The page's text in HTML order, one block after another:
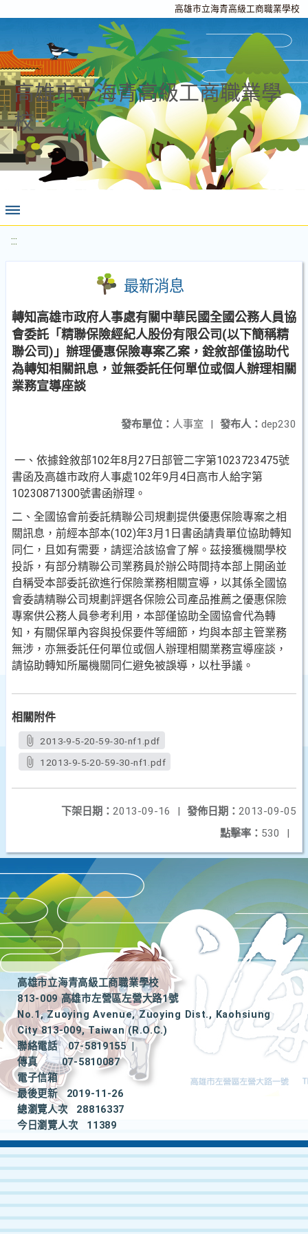
高雄市立海青高級工商職業學校
高雄市立海青高級工商職業學
校
:::
最新消息
轉知高雄市政府人事處有關中華民國全國公務人員協
會委託「精聯保險經紀人股份有限公司(以下簡稱精
聯公司)」辦理優惠保險專案乙案，銓敘部僅協助代
為轉知相關訊息，並無委託任何單位或個人辦理相關
業務宣導座談
發布人： dep230
發布單位： 人事室 |
一、依據銓敘部102年8月27日部管二字第1023723475號
書函及高雄市政府人事處102年9月4日高市人給字第
10230871300號書函辦理。
二、全國協會前委託精聯公司規劃提供優惠保險專案之相
關訊息，前經本部本(102)年3月1日書函請貴單位協助轉知
同仁，且如有需要，請逕洽該協會了解。茲接獲機關學校
投訴，有部分精聯公司業務員於辦公時間持本部上開函並
自稱受本部委託欲進行保險業務相關宣導，以其係全國協
會委請精聯公司規劃評選各保險公司產品推薦之優惠保險
專案供公務人員參考利用，本部僅協助全國協會代為轉
知，有關保單內容與投保要件等細節，均與本部主管業務
無涉，亦無委託任何單位或個人辦理相關業務宣導座談，
請協助轉知所屬機關同仁避免被誤導，以杜爭議。
相關附件
2013-9-5-20-59-30-nf1.pdf
12013-9-5-20-59-30-nf1.pdf
發佈日期： 2013-09-05
下架日期： 2013-09-16
|
點擊率： 530 |
高雄市立海青高級工商職業學校
813-009 高雄市左營區左營大路1號
No.1, Zuoying Avenue, Zuoying Dist., Kaohsiung
City 813-009, Taiwan (R.O.C.)
聯絡電話
07-5819155
|
傳真
07-5810087
電子信箱
最後更新
2019-11-26
總瀏覽人次
28816337
今日瀏覽人次
11389